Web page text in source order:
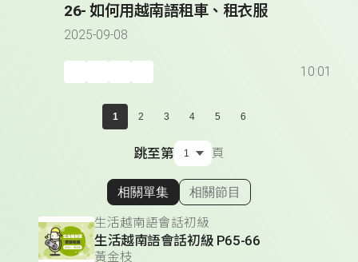
26- 如何用越南語租車、租衣服
2025-09-08
10:01
1 2 3 4 5 6
跳至第 頁
顯示相關單集
相關單集 相關節目
生活越南語會話初級
生活越南語會話初級 P65-66
黃金枝